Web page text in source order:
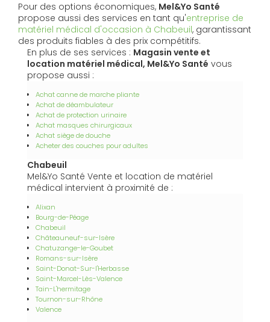
Pour des options économiques, Mel&Yo Santé
propose aussi des services en tant qu'entreprise de
matériel médical d'occasion à Chabeuil, garantissant
des produits fiables à des prix compétitifs.
En plus de ses services : Magasin vente et
location matériel médical, Mel&Yo Santé vous
propose aussi :
Achat canne de marche pliante
Achat de déambulateur
Achat de protection urinaire
Achat masques chirurgicaux
Achat siège de douche
Acheter des couches pour adultes
Chabeuil
Mel&Yo Santé Vente et location de matériel
médical intervient à proximité de :
Alixan
Bourg-de-Péage
Chabeuil
Châteauneuf-sur-Isère
Chatuzange-le-Goubet
Romans-sur-Isère
Saint-Donat-Sur-l'Herbasse
Saint-Marcel-Lès-Valence
Tain-L'hermitage
Tournon-sur-Rhône
Valence